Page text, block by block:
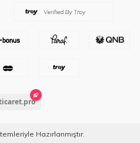
Hazırlanmıştır.